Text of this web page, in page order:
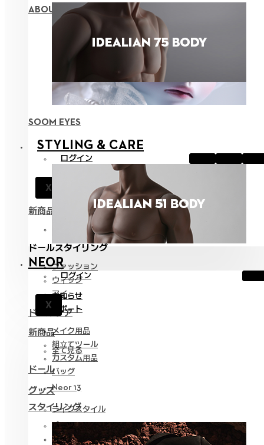
ABOUT NEOR 13
SOOM EYES
STYLING & CARE
ログイン
X
新商品
ドールスタイリング
ファッション
ウィッグ
アイ
ドールケア
メイク用品
組立てツール
カスタム用品
バッグ
グッズ
ライフスタイル
NEOR
ログイン
X
お知らせ
サポート
新商品
全て見る
ドール
Neor 13
スタイリング
パーツ
アイ